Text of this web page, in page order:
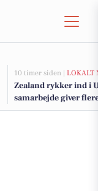
10 timer siden | LOKALT
Zealand rykker ind i
samarbejde giver
studerende i Næstved